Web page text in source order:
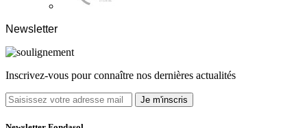
Newsletter
Inscrivez-vous pour connaître nos dernières actualités
Je m'inscris